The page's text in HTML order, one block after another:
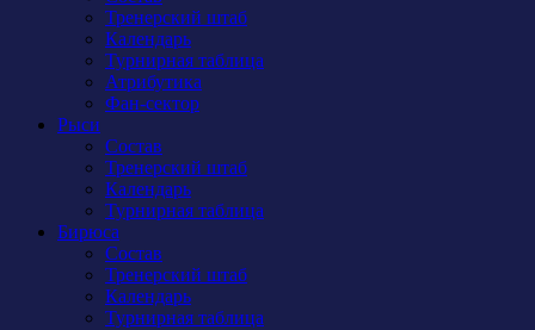
Тренерский штаб
Календарь
Турнирная таблица
Атрибутика
Фан-сектор
Рыси
Состав
Тренерский штаб
Календарь
Турнирная таблица
Бирюса
Состав
Тренерский штаб
Календарь
Турнирная таблица